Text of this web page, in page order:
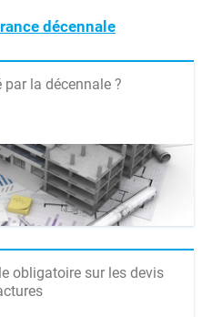
décennale
par la décennale ?
obligatoire sur les devis